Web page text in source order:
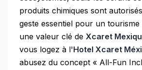
produits chimiques sont
geste essentiel pour un
une valeur clé de Xcaret
vous logez à l'Hotel Xcaret
abusez du concept « All-Fun